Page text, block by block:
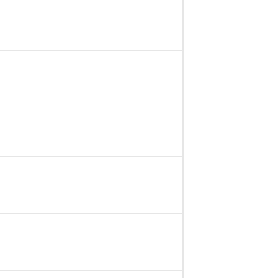
品が提供可能な商品です。
に切り替える予定のある商品
商品で、対応品を出す予定は
ない商品です。
と判明した場合などやむを得